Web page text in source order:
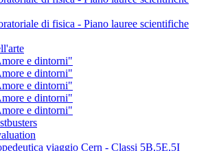
di fisica - Piano lauree scientifiche
e dintorni"
e dintorni"
e dintorni"
e dintorni"
e dintorni"
viaggio Cern - Classi 5B,5E,5I